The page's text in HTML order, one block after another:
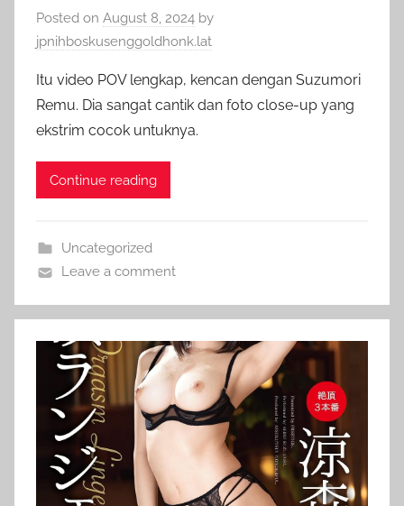
Posted on August 8, 2024 by
jpnihboskusenggoldhonk.lat
Itu video POV lengkap, kencan dengan Suzumori
Remu. Dia sangat cantik dan foto close-up yang
ekstrim cocok untuknya.
Continue reading
Uncategorized
Leave a comment